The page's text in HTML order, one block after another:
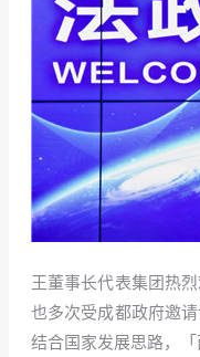
王董事长代表集团热
也多次受成都政府邀
结合国家发展思路，